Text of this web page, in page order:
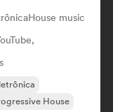
House music
House